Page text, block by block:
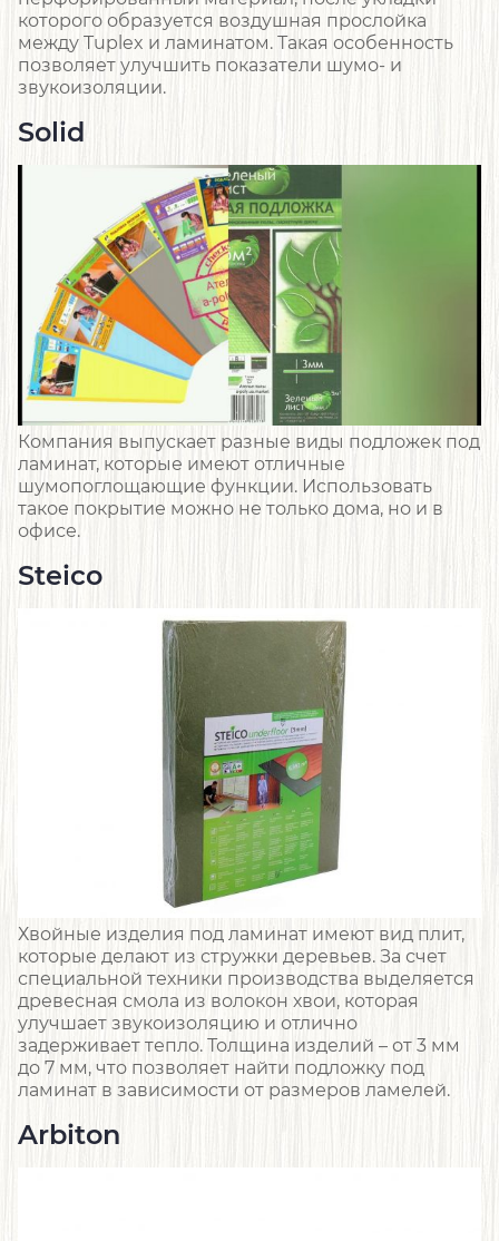
которого образуется воздушная прослойка
между Tuplex и ламинатом. Такая особенность
позволяет улучшить показатели шумо- и
звукоизоляции.
Solid
Компания выпускает разные виды подложек под
ламинат, которые имеют отличные
шумопоглощающие функции. Использовать
такое покрытие можно не только дома, но и в
офисе.
Steico
Хвойные изделия под ламинат имеют вид плит,
которые делают из стружки деревьев. За счет
специальной техники производства выделяется
древесная смола из волокон хвои, которая
улучшает звукоизоляцию и отлично
задерживает тепло. Толщина изделий – от 3 мм
до 7 мм, что позволяет найти подложку под
ламинат в зависимости от размеров ламелей.
Arbiton